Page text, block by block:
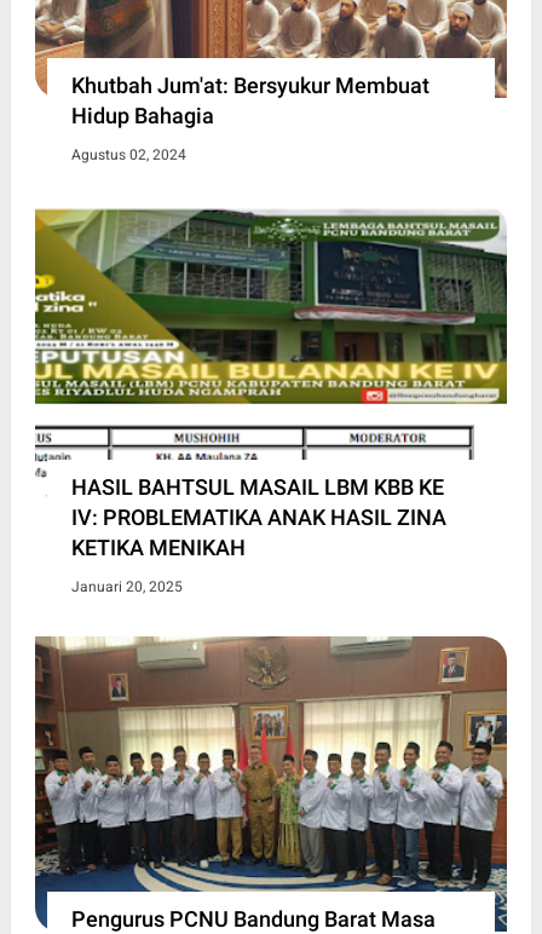
Khutbah Jum'at: Bersyukur Membuat
Hidup Bahagia
Agustus 02, 2024
HASIL BAHTSUL MASAIL LBM KBB KE
IV: PROBLEMATIKA ANAK HASIL ZINA
KETIKA MENIKAH
Januari 20, 2025
Pengurus PCNU Bandung Barat Masa